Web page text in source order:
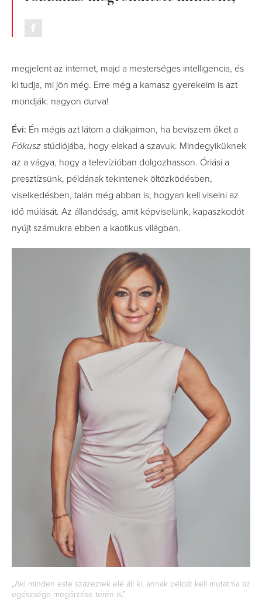
megjelent az internet, majd a mesterséges intelligencia, és
ki tudja, mi jön még. Erre még a kamasz gyerekeim is azt
mondják: nagyon durva!
Évi: Én mégis azt látom a diákjai­mon, ha beviszem őket a
Fókusz stúdiójába, hogy elakad a szavuk. Mindegyiküknek
az a vágya, hogy a televízióban dolgozhasson. Óriási a
presztízsünk, példának tekintenek öltözködésben,
viselkedésben, talán még abban is, hogyan kell viselni az
idő múlását. Az állandóság, amit képviselünk, kapaszkodót
nyújt számukra ebben a kaotikus világban.
„Aki minden este százezrek elé áll ki, annak példát kell mutatnia az
egészsége megőrzése terén is.”